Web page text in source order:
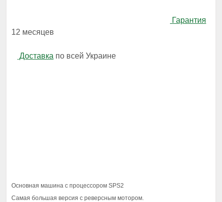
Гарантия
12 месяцев
Доставка по всей Украине
Основная машина с процессором SPS2
Самая большая версия с реверсным мотором.